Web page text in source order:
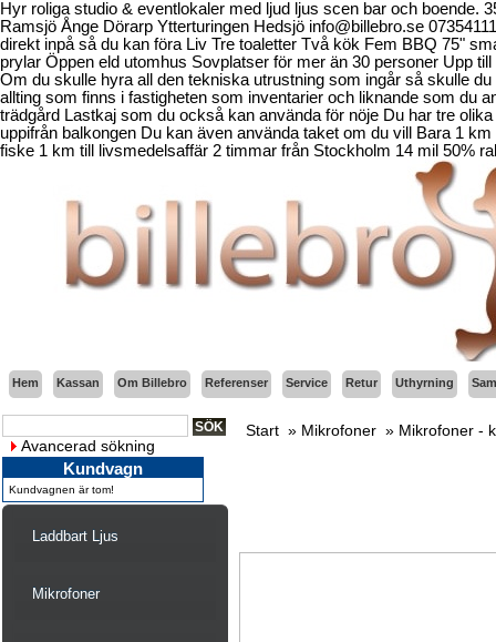
Hyr roliga studio & eventlokaler med ljud ljus scen bar och
Ramsjö Ånge Dörarp Ytterturingen Hedsjö info@billebro.se
direkt inpå så du kan föra Liv Tre toaletter Två kök Fem BBQ 75"
prylar Öppen eld utomhus Sovplatser för mer än 30 personer Upp
Om du skulle hyra all den tekniska utrustning som ingår så skulle
allting som finns i fastigheten som inventarier och liknande som du
trädgård Lastkaj som du också kan använda för nöje Du har tre
uppifrån balkongen Du kan även använda taket om du vill Bara 1
fiske 1 km till livsmedelsaffär 2 timmar från Stockholm 14 mil 50%
Hem Kassan Om Billebro Referenser Service Retur Uthyrning
Avancerad sökning
Kundvagn
Kundvagnen är tom!
Laddbart Ljus
Mikrofoner
Start » Mikrofoner » Mikrofoner -